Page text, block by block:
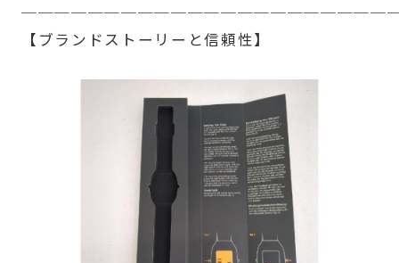
【ブランドストーリーと信頼性】